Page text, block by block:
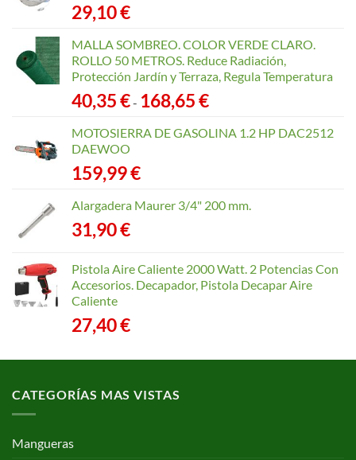
29,10€
MALLA SOMBREO. COLOR VERDE CLARO.
ROLLO 50 METROS. Reduce Radiación,
Protección Jardín y Terraza, Regula Temperatura
40,35€- 168,65€Rango
precios:
MOTOSIERRA DE GASOLINA 1.2 HP DAC2512
DAEWOO
159,99€
Alargadera Maurer 3/4" 200 mm.
31,90€
Pistola Aire Caliente 2000 Watt. 2 Potencias Con
Accesorios. Decapador, Pistola Decapar Aire
Caliente
27,40€
CATEGORÍAS MAS VISTAS
Mangueras